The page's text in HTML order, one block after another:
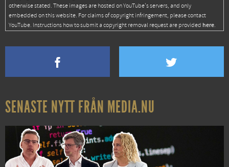
otherwise stated. These images are hosted on YouTube's servers, and only
embedded on this website. For claims of copyright infringement, please contact
YouTube. Instructions how to submit a copyright removal request are provided here.
SENASTE NYTT FRÅN MEDIA.NU